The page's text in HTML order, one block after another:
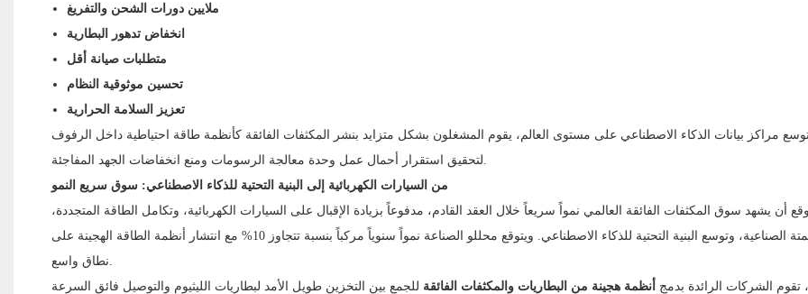
ملايين دورات الشحن والتفريغ
انخفاض تدهور البطارية
متطلبات صيانة أقل
تحسين موثوقية النظام
تعزيز السلامة الحرارية
مراكز بيانات الذكاء الاصطناعي على مستوى العالم، يقوم المشغلون بشكل متزايد بنشر المكثفات الفائقة كأنظمة طاقة احتياطية داخل الرفوف
من السيارات الكهربائية إلى البنية التحتية للذكاء الاصطناعي: سوق سريع النمو
أن يشهد سوق المكثفات الفائقة العالمي نمواً سريعاً خلال العقد القادم، مدفوعاً بزيادة الإقبال على السيارات الكهربائية، وتكامل الطاقة المتجددة،
والأتمتة الصناعية، وتوسع البنية التحتية للذكاء الاصطناعي. ويتوقع محللو الصناعة نمواً سنوياً مركباً بنسبة تتجاوز 10% مع انتشار أنظمة الطاقة الهجينة على
تقوم الشركات الرائدة بدمج أنظمة هجينة من البطاريات والمكثفات الفائقة للجمع بين التخزين طويل الأمد لبطاريات الليثيوم والتوصيل فائق السرعة